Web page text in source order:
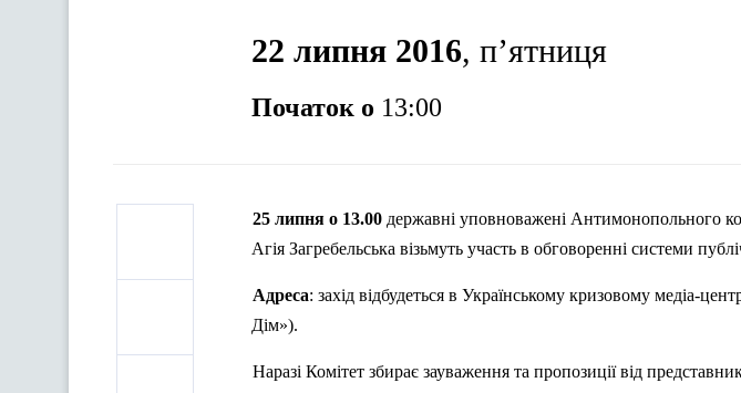
22 липня 2016, п’ятниця
Початок о 13:00
25 липня о 13.00 державні уповноважені Антимонопольного
Агія Загребельська візьмуть участь в обговоренні системи
Адреса: захід відбудеться в Українському кризовому медіа-
Дім»).
Наразі Комітет збирає зауваження та пропозиції від